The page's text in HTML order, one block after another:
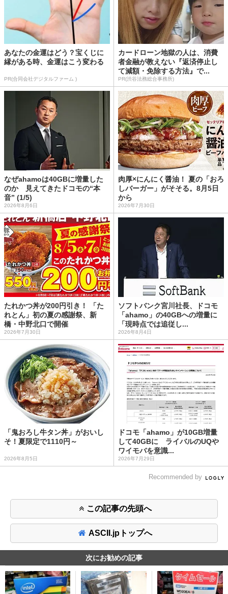
あなたの金運はどう？宝くじに
縁がある時、金運はこう変わる
PR(合同会社デジタルファーム )
カードローン地獄の人は、消費
者金融が教えない『返済停止し
て減額・免除する方法』で...
PR(渋谷法務総合事務所)
なぜahamoは40GBに増量した
のか 見えてきたドコモの“本
音” (1/5)
2026年8月6日
肉厚×にんにく醤油！ 夏の「おろ
しバーガー」がそそる。8月5日
から
2026年7月30日
たれかつ丼が200円引き！ 「た
れとん」初の夏の感謝祭、新
橋・中野北口で開催
2026年7月30日
ソフトバンク宮川社長、ドコモ
「ahamo」の40GBへの増量に
「現時点では追従し...
2026年8月4日
「鬼おろし牛タン丼」がおいし
そ！夏限定で1110円～
2026年8月5日
ドコモ「ahamo」が10GB増量
して40GBに ライバルのUQや
ワイモバを意識...
2026年7月29日
Recommended by
この記事の先頭へ
ASCII.jpトップへ
次にお勧めの記事